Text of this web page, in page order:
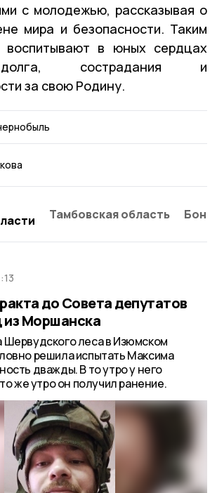
с молодежью, рассказывая о
мира и безопасности. Таким
воспитывают в юных сердцах
сострадания и
за свою Родину.
Тамбовская область
до Совета депутатов
Моршанска
Шервудского леса в Изюмском
решила испытать Максима
дважды. В то утро у него
же утро он получил ранение.